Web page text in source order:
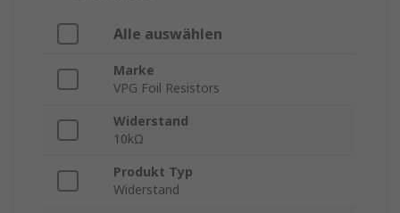
Alle auswählen
Marke
VPG Foil Resistors
Widerstand
10kΩ
Produkt Typ
Widerstand